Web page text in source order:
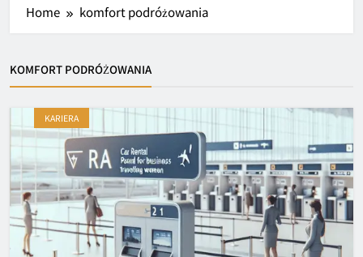
Home komfort podróżowania
KOMFORT PODRÓŻOWANIA
KARIERA